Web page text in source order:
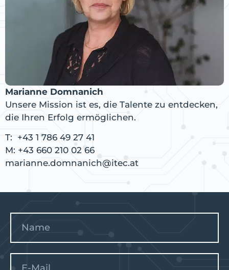
Marianne Domnanich
Unsere Mission ist es, die Talente zu entdecken,
die Ihren Erfolg ermöglichen.
T: +43 1 786 49 27 41
M: +43 660 210 02 66
marianne.domnanich@itec.at